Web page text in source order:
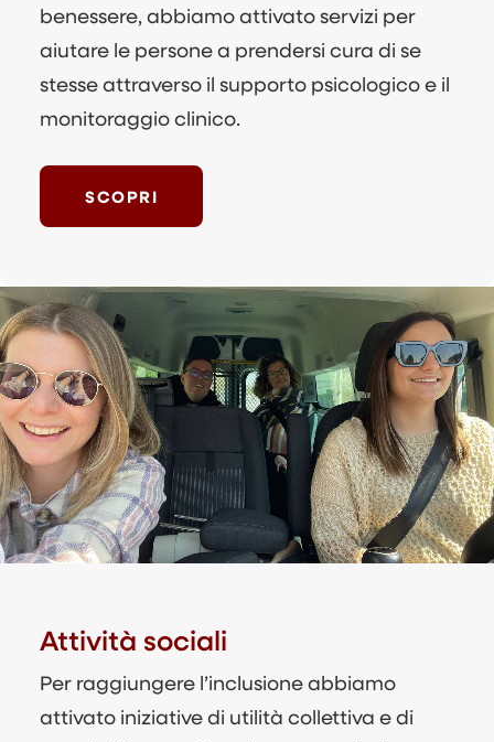
benessere, abbiamo attivato servizi per
aiutare le persone a prendersi cura di se
stesse attraverso il supporto psicologico e il
monitoraggio clinico.
SCOPRI
Attività sociali
Per raggiungere l’inclusione abbiamo
attivato iniziative di utilità collettiva e di